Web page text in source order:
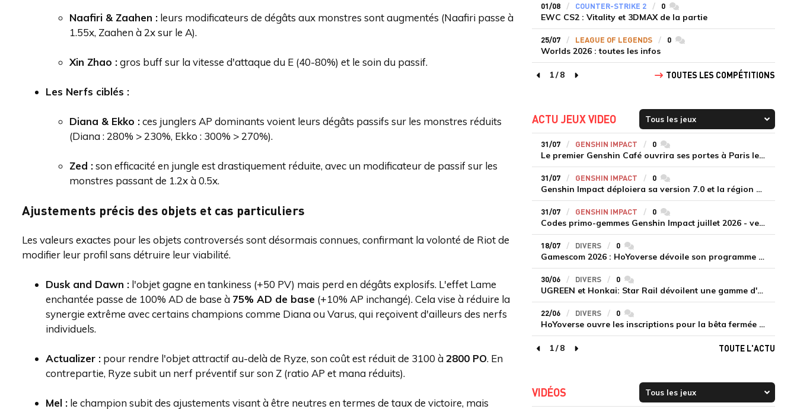
Naafiri & Zaahen : leurs modificateurs de dégâts aux monstres sont augmentés (Naafiri passe à
1.55x, Zaahen à 2x sur le A).
Xin Zhao :gros buff sur la vitesse d'attaque du E (40-80%) et le soin du passif.
Les Nerfs ciblés :
Diana & Ekko :ces junglers AP dominants voient leurs dégâts passifs sur les monstres réduits
(Diana : 280% > 230%, Ekko : 300% > 270%).
Zed :son efficacité en jungle est drastiquement réduite, avec un modificateur de passif sur les
monstres passant de 1.2x à 0.5x.
Ajustements précis des objets et cas particuliers
Les valeurs exactes pour les objets controversés sont désormais connues, confirmant la volonté de Riot de
modifier leur profil sans détruire leur viabilité.
Dusk and Dawn : l'objet gagne en tankiness (+50 PV) mais perd en dégâts explosifs. L'effet Lame
enchantée passe de 100% AD de base à 75% AD de base (+10% AP inchangé). Cela vise à réduire la
synergie extrême avec certains champions comme Diana ou Varus, qui reçoivent d'ailleurs des nerfs
individuels.
Actualizer : pour rendre l'objet attractif au-delà de Ryze, son coût est réduit de 3100 à 2800 PO. En
contrepartie, Ryze subit un nerf préventif sur son Z (ratio AP et mana réduits).
Mel : le champion subit des ajustements visant à être neutres en termes de taux de victoire, mais
01/08 COUNTER-STRIKE 2 0commentaires
EWC CS2 : Vitality et 3DMAX de la partie
25/07 LEAGUE OF LEGENDS 0commentaires
Worlds 2026 : toutes les infos
page précédente
1/8
page suivante
TOUTES LES COMPÉTITIONS
ACTU JEUX VIDEO
31/07 GENSHIN IMPACT 0commentaires
Le premier Genshin Café ouvrira ses portes à Paris le 14 août
31/07 GENSHIN IMPACT 0commentaires
Genshin Impact déploiera sa version 7.0 et la région de Snezhnaya le 12 août
31/07 GENSHIN IMPACT 0commentaires
Codes primo-gemmes Genshin Impact juillet 2026 - version 7.0
18/07 DIVERS 0commentaires
Gamescom 2026 : HoYoverse dévoile son programme et présente deux nouveaux jeux inédits
30/06 DIVERS 0commentaires
UGREEN et Honkai: Star Rail dévoilent une gamme d'accessoires de recharge en édition limitée
22/06 DIVERS 0commentaires
HoYoverse ouvre les inscriptions pour la bêta fermée de Honkai : Nexus Anima
page précédente
1/8
page suivante
TOUTE L'ACTU
VIDÉOS